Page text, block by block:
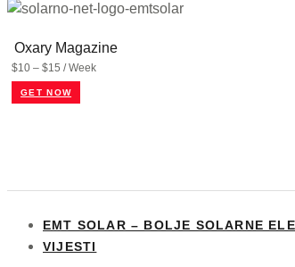
Oxary Magazine
$10 – $15 / Week
GET NOW
EMT SOLAR – BOLJE SOLARNE
VIJESTI